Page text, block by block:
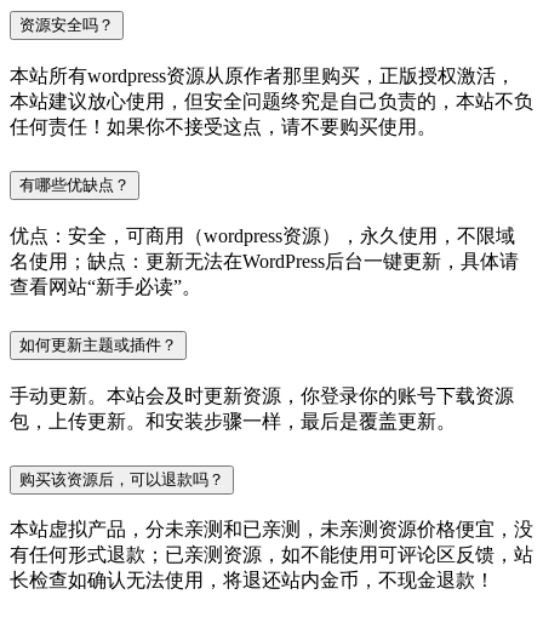
资源安全吗？
本站所有wordpress资源从原作者那里购买，正版授权激活，
本站建议放心使用，但安全问题终究是自己负责的，本站不负
任何责任！如果你不接受这点，请不要购买使用。
有哪些优缺点？
优点：安全，可商用（wordpress资源），永久使用，不限域
名使用；缺点：更新无法在WordPress后台一键更新，具体请
查看网站“新手必读”。
如何更新主题或插件？
手动更新。本站会及时更新资源，你登录你的账号下载资源
包，上传更新。和安装步骤一样，最后是覆盖更新。
购买该资源后，可以退款吗？
本站虚拟产品，分未亲测和已亲测，未亲测资源价格便宜，没
有任何形式退款；已亲测资源，如不能使用可评论区反馈，站
长检查如确认无法使用，将退还站内金币，不现金退款！